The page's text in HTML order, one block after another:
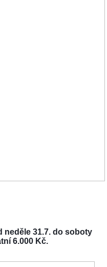
neděle 31.7. do soboty
6.000 Kč.